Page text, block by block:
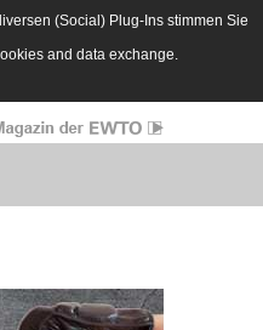
(Social) Plug-Ins stimmen Sie
and data exchange.